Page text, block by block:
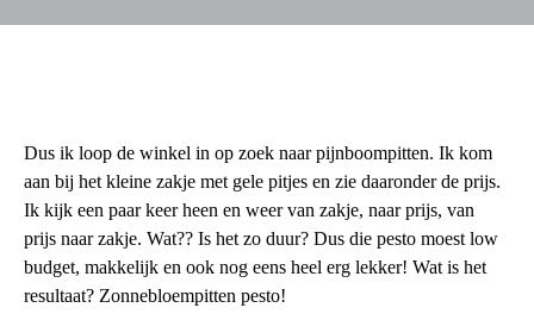
Dus ik loop de winkel in op zoek naar pijnboompitten. Ik kom
aan bij het kleine zakje met gele pitjes en zie daaronder de prijs.
Ik kijk een paar keer heen en weer van zakje, naar prijs, van
prijs naar zakje. Wat?? Is het zo duur? Dus die pesto moest low
budget, makkelijk en ook nog eens heel erg lekker! Wat is het
resultaat? Zonnebloempitten pesto!